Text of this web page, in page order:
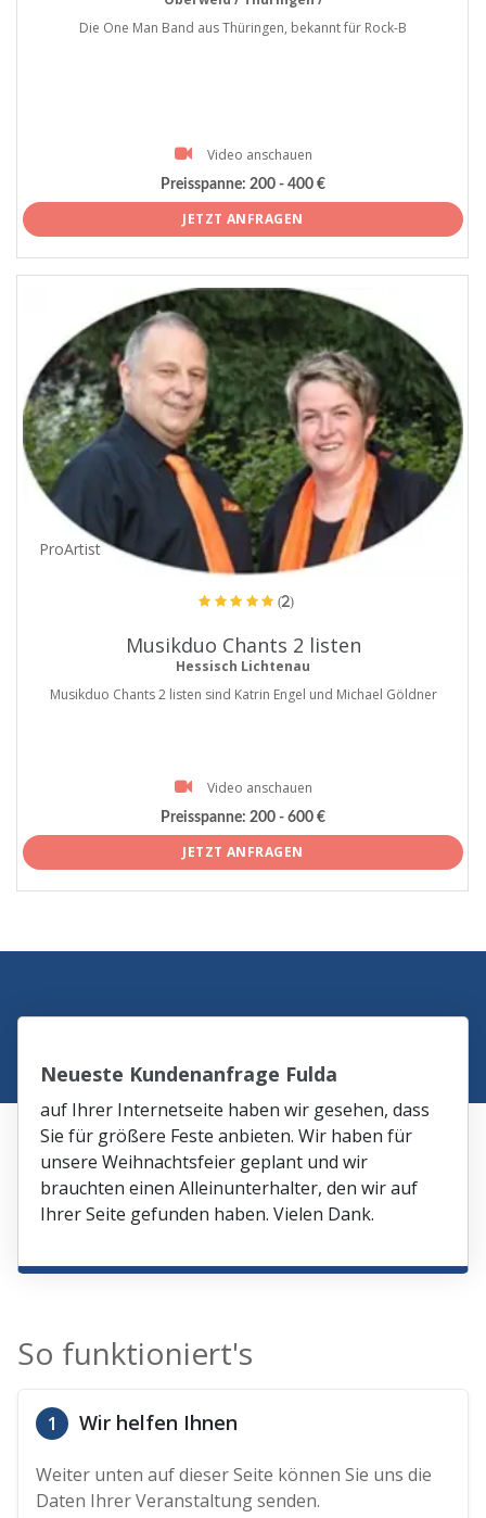
Die One Man Band aus Thüringen, bekannt für Rock-B
Video anschauen
Preisspanne: 200 - 400 €
JETZT ANFRAGEN
ProArtist
(2)
Musikduo Chants 2 listen
Hessisch Lichtenau
Musikduo Chants 2 listen sind Katrin Engel und Michael Göldner
Video anschauen
Preisspanne: 200 - 600 €
JETZT ANFRAGEN
Neueste Kundenanfrage Fulda
auf Ihrer Internetseite haben wir gesehen, dass
Sie für größere Feste anbieten. Wir haben für
unsere Weihnachtsfeier geplant und wir
brauchten einen Alleinunterhalter, den wir auf
Ihrer Seite gefunden haben. Vielen Dank.
So funktioniert's
1 Wir helfen Ihnen
Weiter unten auf dieser Seite können Sie uns die
Daten Ihrer Veranstaltung senden.